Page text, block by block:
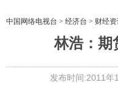
中国网络电视台 > 经济台 > 财经
林浩：期
发布时间:2011年